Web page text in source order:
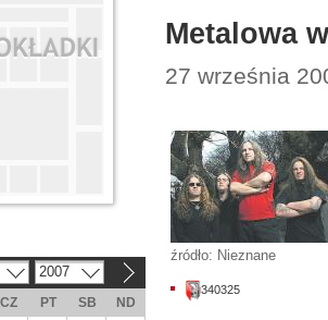
Metalowa
27 września
źródło: Nieznane
340325
2007
CZ PT SB
ND